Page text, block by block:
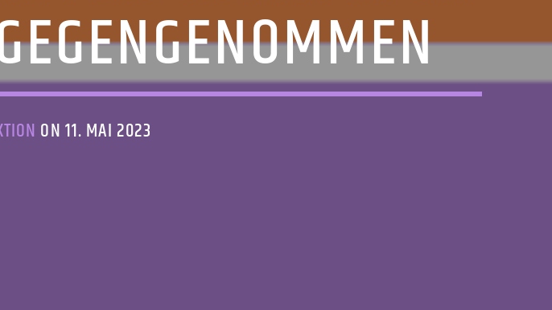
ON 11. MAI 2023